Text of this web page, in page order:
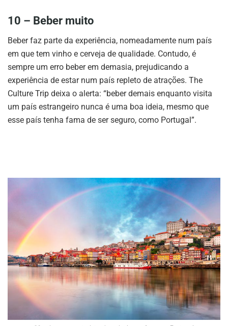
10 – Beber muito
Beber faz parte da experiência, nomeadamente num país
em que tem vinho e cerveja de qualidade. Contudo, é
sempre um erro beber em demasia, prejudicando a
experiência de estar num país repleto de atrações. The
Culture Trip deixa o alerta: “beber demais enquanto visita
um país estrangeiro nunca é uma boa ideia, mesmo que
esse país tenha fama de ser seguro, como Portugal”.